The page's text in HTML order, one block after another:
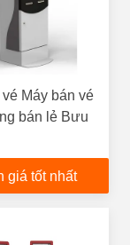
vé Máy bán vé
bán lẻ Bưu
giá tốt nhất